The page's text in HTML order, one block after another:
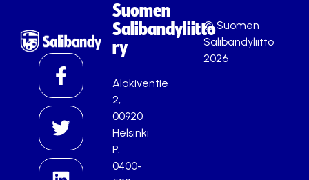
Suomen
Salibandyliitto
ry
Alakiventie
2,
00920
Helsinki
P.
0400-
© Suomen
Salibandyliitto
2026